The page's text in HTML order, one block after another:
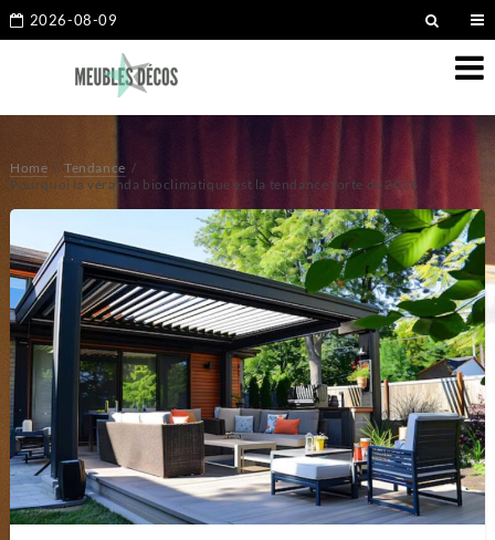
2026-08-09
Home
Tendance
Pourquoi la véranda bioclimatique est la tendance forte de 2026